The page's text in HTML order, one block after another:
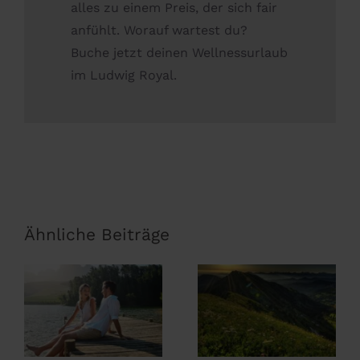
alles zu einem Preis, der sich fair
anfühlt. Worauf wartest du?
Buche jetzt deinen Wellnessurlaub
im Ludwig Royal.
Ähnliche Beiträge
Sommerurlaub
im Allgäu
Wanderurlaub
im Allgäu –
Wandern
direkt ab Hotel